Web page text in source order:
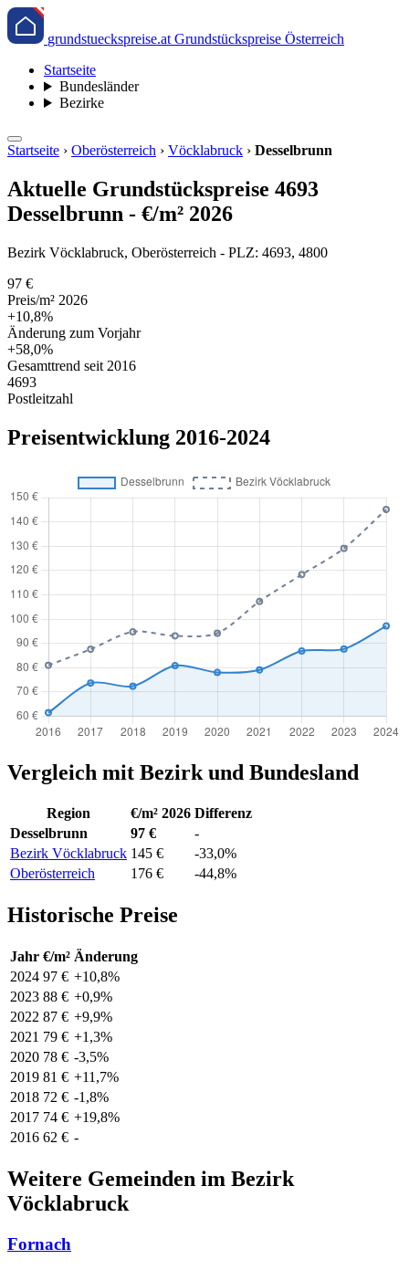
grundstueckspreise.at Grundstückspreise Österreich
Startseite
Bundesländer
Bezirke
Startseite › Oberösterreich › Vöcklabruck › Desselbrunn
Aktuelle Grundstückspreise 4693
Desselbrunn - €/m² 2026
Bezirk Vöcklabruck, Oberösterreich - PLZ: 4693, 4800
97 €
Preis/m² 2026
+10,8%
Änderung zum Vorjahr
+58,0%
Gesamttrend seit 2016
4693
Postleitzahl
Preisentwicklung 2016-2024
Vergleich mit Bezirk und Bundesland
Region €/m² 2026 Differenz
Desselbrunn
97 €
-
Bezirk Vöcklabruck 145 €
-33,0%
Oberösterreich
176 € -44,8%
Historische Preise
Jahr €/m² Änderung
2024 97 € +10,8%
2023 88 € +0,9%
2022 87 € +9,9%
2021 79 € +1,3%
2020 78 € -3,5%
2019 81 € +11,7%
2018 72 € -1,8%
2017 74 € +19,8%
2016 62 € -
Weitere Gemeinden im Bezirk
Vöcklabruck
Fornach